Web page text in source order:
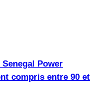
Power
compris entre 90 et